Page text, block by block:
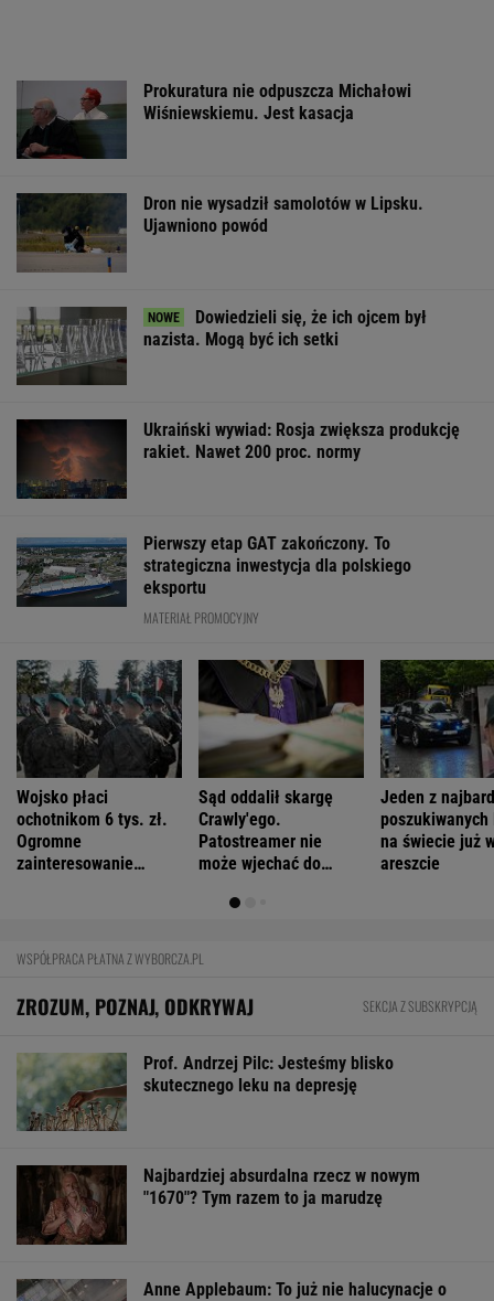
Prokuratura nie odpuszcza Michałowi
Wiśniewskiemu. Jest kasacja
Dron nie wysadził samolotów w Lipsku.
Ujawniono powód
Dowiedzieli się, że ich ojcem był
nazista. Mogą być ich setki
Ukraiński wywiad: Rosja zwiększa produkcję
rakiet. Nawet 200 proc. normy
Pierwszy etap GAT zakończony. To
strategiczna inwestycja dla polskiego
eksportu
MATERIAŁ PROMOCYJNY
Wojsko płaci
ochotnikom 6 tys. zł.
Ogromne
zainteresowanie
Sąd oddalił skargę
Crawly'ego.
Patostreamer nie
może wjechać do
Jeden z
poszukiwanych
na świecie już
areszcie
WSPÓŁPRACA PŁATNA Z WYBORCZA.PL
ZROZUM, POZNAJ, ODKRYWAJ SEKCJA Z SUBSKRYPCJĄ
Prof. Andrzej Pilc: Jesteśmy blisko
skutecznego leku na depresję
Najbardziej absurdalna rzecz w nowym
"1670"? Tym razem to ja marudzę
Anne Applebaum: To już nie halucynacje o